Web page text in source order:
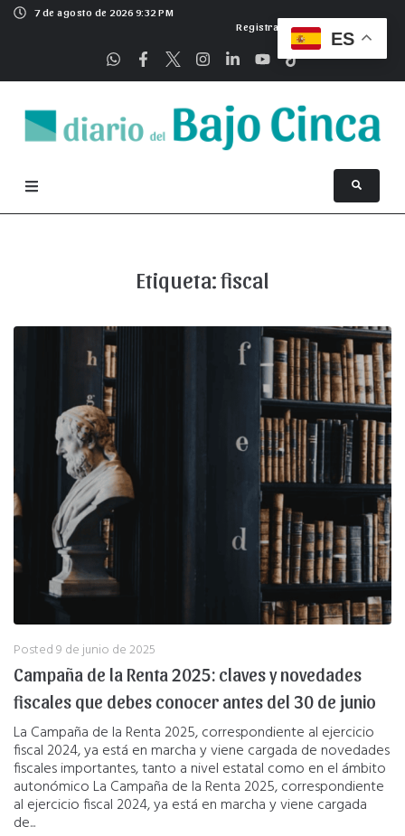
7 de agosto de 2026 9:32 PM
Registrarse
Etiqueta:fiscal
Posted9 de junio de 2025
Campaña de la Renta 2025: claves y novedades
fiscales que debes conocer antes del 30 de junio
La Campaña de la Renta 2025, correspondiente al ejercicio
fiscal 2024, ya está en marcha y viene cargada de novedades
fiscales importantes, tanto a nivel estatal como en el ámbito
autonómico La Campaña de la Renta 2025, correspondiente
al ejercicio fiscal 2024, ya está en marcha y viene cargada
de...
ES